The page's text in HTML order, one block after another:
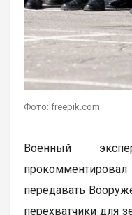
Фото: freepik.com
Военный
передавать
перехватчики для